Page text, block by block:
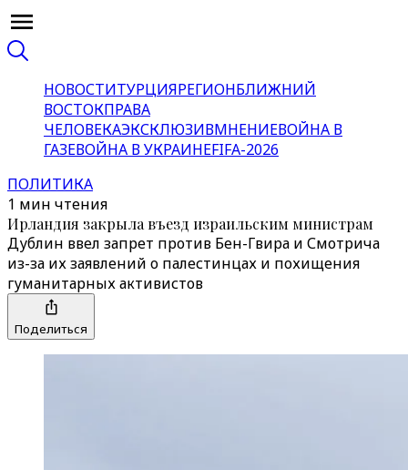
НОВОСТИТУРЦИЯРЕГИОНБЛИЖНИЙ
ВОСТОКПРАВА
ЧЕЛОВЕКАЭКСКЛЮЗИВМНЕНИЕВОЙНА В
ГАЗЕВОЙНА В УКРАИНЕFIFA-2026
ПОЛИТИКА
1 мин чтения
Ирландия закрыла въезд израильским министрам
Дублин ввел запрет против Бен-Гвира и Смотрича
из-за их заявлений о палестинцах и похищения
гуманитарных активистов
Поделиться